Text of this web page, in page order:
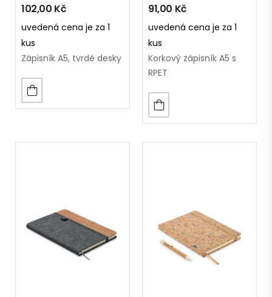
102,00 Kč
uvedená cena je za 1
kus
Zápisník A5, tvrdé desky
91,00 Kč
uvedená cena je za 1
kus
Korkový zápisník A5 s
RPET